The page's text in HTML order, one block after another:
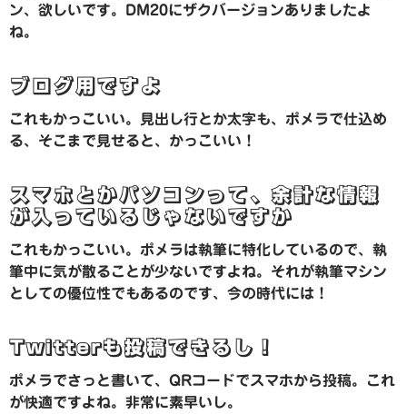
ン、欲しいです。DM20にザクバージョンありましたよ
ね。
ブログ用ですよ
これもかっこいい。見出し行とか太字も、ポメラで仕込め
る、そこまで見せると、かっこいい！
スマホとかパソコンって、余計な情報
が入っているじゃないですか
これもかっこいい。ポメラは執筆に特化しているので、執
筆中に気が散ることが少ないですよね。それが執筆マシン
としての優位性でもあるのです、今の時代には！
Twitterも投稿できるし！
ポメラでさっと書いて、QRコードでスマホから投稿。これ
が快適ですよね。非常に素早いし。